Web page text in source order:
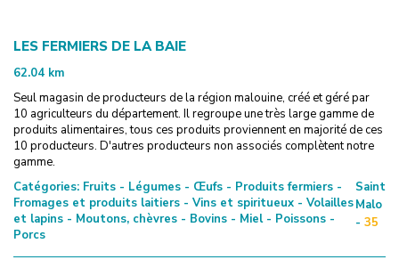
LES FERMIERS DE LA BAIE
62.04 km
Seul magasin de producteurs de la région malouine, créé et géré par
10 agriculteurs du département. Il regroupe une très large gamme de
produits alimentaires, tous ces produits proviennent en majorité de ces
10 producteurs. D'autres producteurs non associés complètent notre
gamme.
Catégories: Fruits - Légumes - Œufs - Produits fermiers -
Fromages et produits laitiers - Vins et spiritueux - Volailles
et lapins - Moutons, chèvres - Bovins - Miel - Poissons -
Porcs
Saint
Malo
- 35